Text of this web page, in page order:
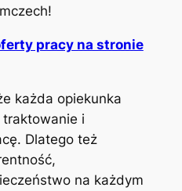
pracy na stronie
każda opiekunka
traktowanie i
Dlatego też
na każdym